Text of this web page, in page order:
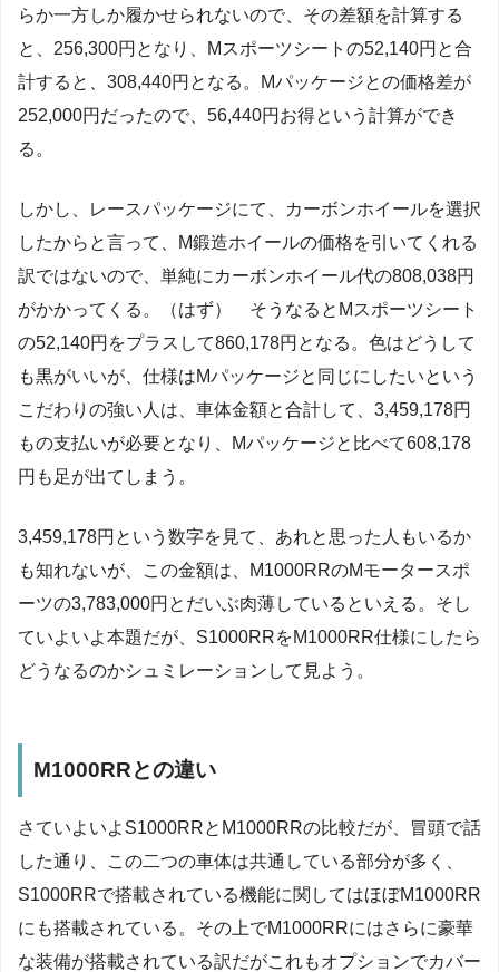
らか一方しか履かせられないので、その差額を計算する
と、256,300円となり、Mスポーツシートの52,140円と合
計すると、308,440円となる。Mパッケージとの価格差が
252,000円だったので、56,440円お得という計算ができ
る。
しかし、レースパッケージにて、カーボンホイールを選択
したからと言って、M鍛造ホイールの価格を引いてくれる
訳ではないので、単純にカーボンホイール代の808,038円
がかかってくる。（はず） そうなるとMスポーツシート
の52,140円をプラスして860,178円となる。色はどうして
も黒がいいが、仕様はMパッケージと同じにしたいという
こだわりの強い人は、車体金額と合計して、3,459,178円
もの支払いが必要となり、Mパッケージと比べて608,178
円も足が出てしまう。
3,459,178円という数字を見て、あれと思った人もいるか
も知れないが、この金額は、M1000RRのMモータースポ
ーツの3,783,000円とだいぶ肉薄しているといえる。そし
ていよいよ本題だが、S1000RRをM1000RR仕様にしたら
どうなるのかシュミレーションして見よう。
M1000RRとの違い
さていよいよS1000RRとM1000RRの比較だが、冒頭で話
した通り、この二つの車体は共通している部分が多く、
S1000RRで搭載されている機能に関してはほぼM1000RR
にも搭載されている。その上でM1000RRにはさらに豪華
な装備が搭載されている訳だがこれもオプションでカバー